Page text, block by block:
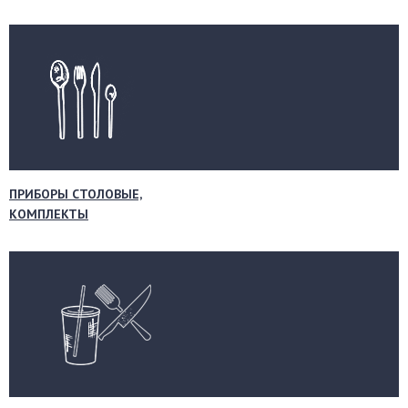
ПРИБОРЫ СТОЛОВЫЕ,
КОМПЛЕКТЫ